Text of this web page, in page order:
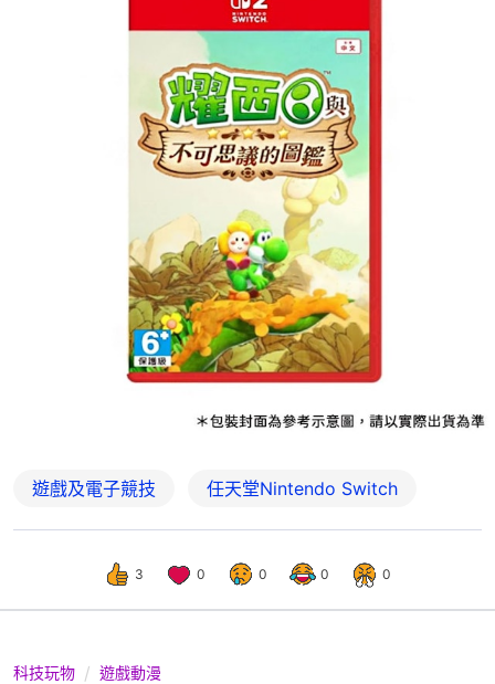
遊戲及電子競技 任天堂Nintendo Switch
3 0 0 0 0
科技玩物 遊戲動漫